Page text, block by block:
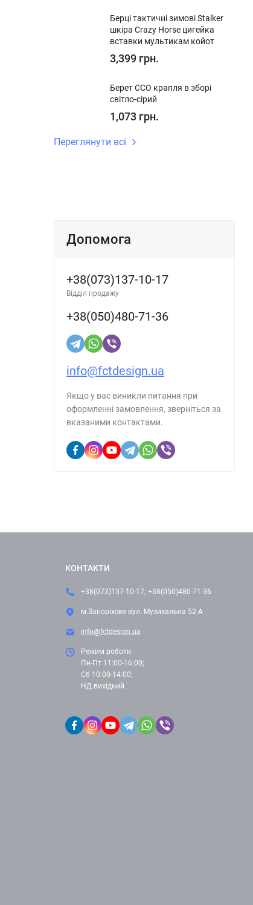
Берці тактичні зимові Stalker
шкіра Crazy Horse цигейка
вставки мультикам койот
3,399 грн.
Берет ССО крапля в зборі
світло-сірий
1,073 грн.
Переглянути всі
Допомога
+38(073)137-10-17
Відділ продажу
+38(050)480-71-36
info@fctdesign.ua
Якщо у вас виникли питання при
оформленні замовлення, зверніться за
вказаними контактами.
КОНТАКТИ
+38(073)137-10-17; +38(050)480-71-36
м.Запоріжжя вул. Музикальна 52-А
info@fctdesign.ua
Режим роботи:
Пн-Пт 11:00-16:00;
Сб 10:00-14:00;
НД вихідний